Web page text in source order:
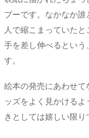
プーです。なかなか
人で縮こまっていた
手を差し伸べるという
す。
絵本の発売にあわせ
ッズをよく見かける
きとしては嬉しい限り